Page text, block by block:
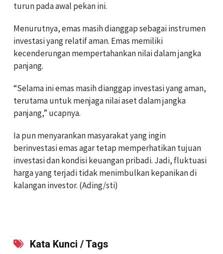
turun pada awal pekan ini.
Menurutnya, emas masih dianggap sebagai instrumen
investasi yang relatif aman. Emas memiliki
kecenderungan mempertahankan nilai dalam jangka
panjang.
“Selama ini emas masih dianggap investasi yang aman,
terutama untuk menjaga nilai aset dalam jangka
panjang,” ucapnya.
Ia pun menyarankan masyarakat yang ingin
berinvestasi emas agar tetap memperhatikan tujuan
investasi dan kondisi keuangan pribadi. Jadi, fluktuasi
harga yang terjadi tidak menimbulkan kepanikan di
kalangan investor. (Ading/sti)
Kata Kunci / Tags